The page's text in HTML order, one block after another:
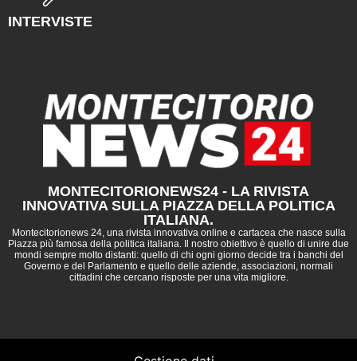
INTERVISTE
MONTECITORIONEWS24 - LA RIVISTA
INNOVATIVA SULLA PIAZZA DELLA POLITICA
ITALIANA.
Montecitorionews 24, una rivista innovativa online e cartacea che nasce sulla
Piazza più famosa della politica italiana. Il nostro obiettivo è quello di unire due
mondi sempre molto distanti: quello di chi ogni giorno decide tra i banchi del
Governo e del Parlamento e quello delle aziende, associazioni, normali
cittadini che cercano risposte per una vita migliore.